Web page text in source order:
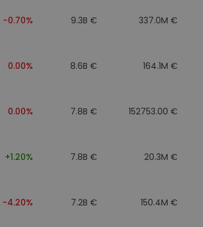
-0.70% 9.3B € 337.0M €
0.00% 8.6B € 164.1M €
0.00% 7.8B € 152753.00 €
+1.20% 7.8B € 20.3M €
-4.20% 7.2B € 150.4M €